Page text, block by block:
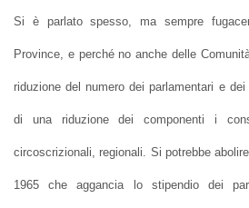
Si è parlato spesso, ma sempre
Province, e perché no anche delle
riduzione del numero dei parlamentari e
di una riduzione dei componenti i
circoscrizionali, regionali. Si potrebbe
1965 che aggancia lo stipendio dei